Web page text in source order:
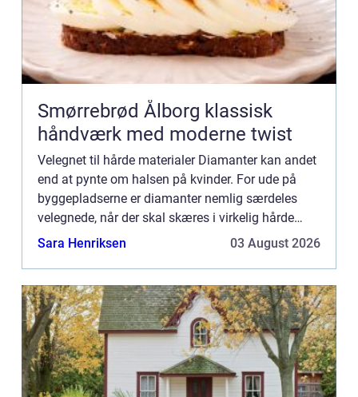
Smørrebrød Ålborg klassisk
håndværk med moderne twist
Velegnet til hårde materialer Diamanter kan andet
end at pynte om halsen på kvinder. For ude på
byggepladserne er diamanter nemlig særdeles
velegnede, når der skal skæres i virkelig hårde
materialer som eksempelvis beton, asfalt eller
Sara Henriksen 03 August 2026